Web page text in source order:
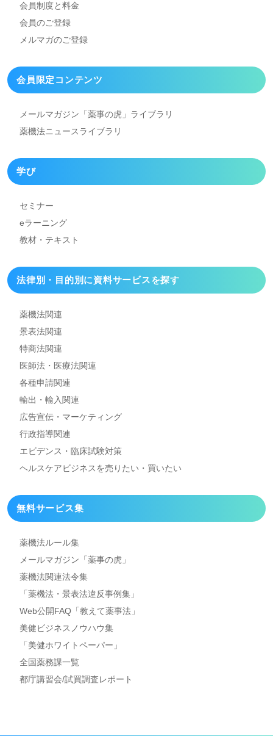
会員制度と料金
会員のご登録
メルマガのご登録
会員限定コンテンツ
メールマガジン「薬事の虎」 ライブラリ
薬機法ニュースライブラリ
学び
セミナー
eラーニング
教材・テキスト
法律別・目的別に資料サービスを探す
薬機法関連
景表法関連
特商法関連
医師法・医療法関連
各種申請関連
輸出・輸入関連
広告宣伝・マーケティング
行政指導関連
エビデンス・臨床試験対策
ヘルスケアビジネスを売りたい・買いたい
無料サービス集
薬機法ルール集
メールマガジン「薬事の虎」
薬機法関連法令集
「薬機法・景表法違反事例集」
Web公開FAQ「教えて薬事法」
美健ビジネスノウハウ集
「美健ホワイトペーパー」
全国薬務課一覧
都庁講習会/試買調査レポート